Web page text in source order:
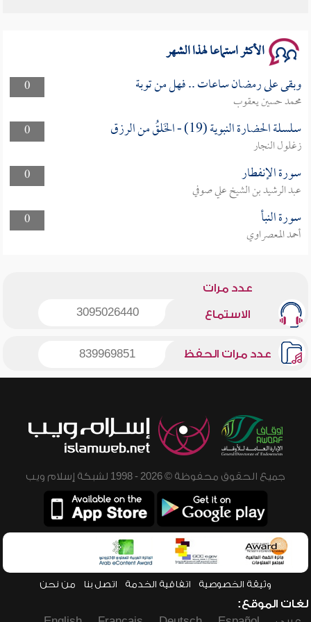
الأكثر استماعا لهذا الشهر
0 وبقى على رمضان ساعات .. فهل من توبة
محمد حسين يعقوب
0
سلسلة الحضارة النبوية (19) - الخَلقُ من الرزق
زغلول النجار
0
سورة الإنفطار
عبد الرشيد بن الشيخ علي صوفي
0
سورة النبأ
أحمد المعصراوي
عدد مرات
الاستماع 3095026440
عدد مرات الحفظ 839969851
جميع الحقوق محفوظة © 2026 - 1998 لشبكة إسلام ويب
وثيقة الخصوصية اتفاقية الخدمة اتصل بنا من نحن
لغات الموقع: